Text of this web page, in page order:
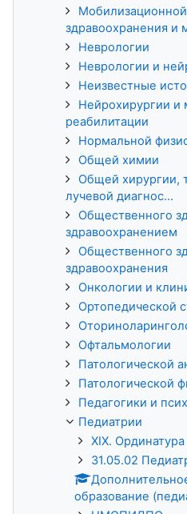
здравоохранения и
Неврологии
Неврологии и
Неизвестные
Нейрохирургии и
реабилитации
Нормальной
Общей химии
Общей хирургии,
лучевой диагнос...
Общественного
здравоохранением
Общественного
здравоохранения
Онкологии и
Ортопедической
Офтальмологии
Патологической
Патологической
Педагогики и
Педиатрии
XIX. Ординатура
31.05.02
образование